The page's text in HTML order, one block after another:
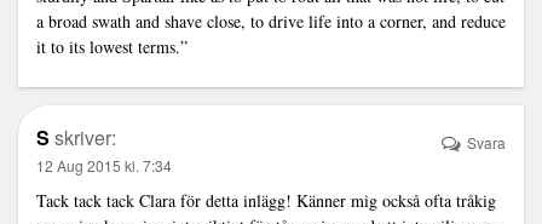
a broad swath and shave close, to drive life into a corner, and reduce
it to its lowest terms.”
S skriver:
12 Aug 2015 kl. 7:34
Tack tack tack Clara för detta inlägg! Känner mig också ofta tråkig
Svara